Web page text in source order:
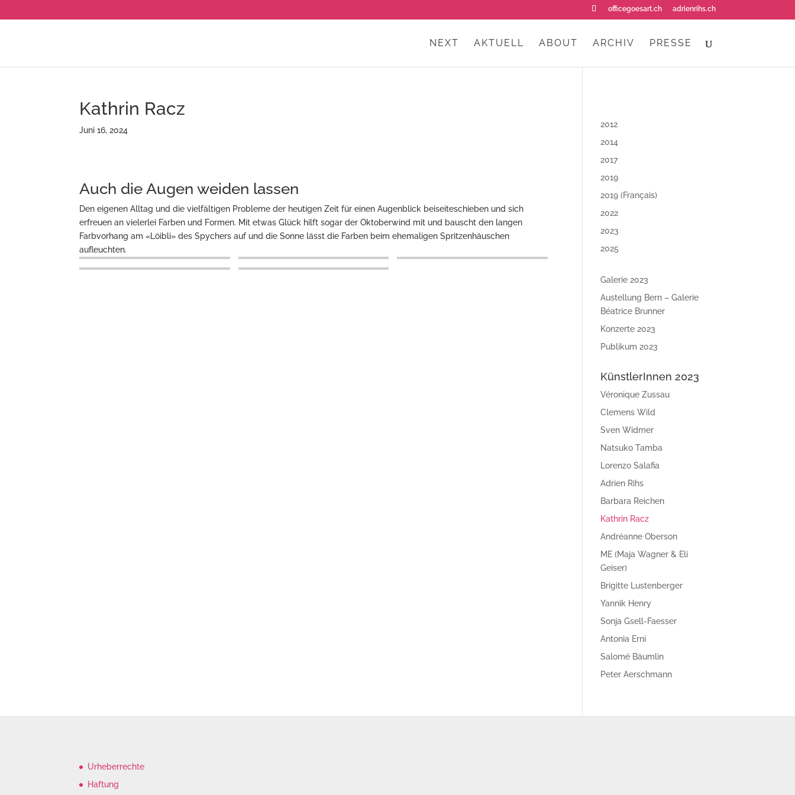
officegoesart.ch adrienrihs.ch
NEXT AKTUELL ABOUT ARCHIV PRESSE
Kathrin Racz
Juni 16, 2024
Auch die Augen weiden lassen
Den eigenen Alltag und die vielfältigen Probleme der heutigen Zeit für einen Augenblick beiseiteschieben und sich
erfreuen an vielerlei Farben und Formen. Mit etwas Glück hilft sogar der Oktoberwind mit und bauscht den langen
Farbvorhang am «Löibli» des Spychers auf und die Sonne lässt die Farben beim ehemaligen Spritzenhäuschen
aufleuchten.
2012
2014
2017
2019
2019 (Français)
2022
2023
2025
Galerie 2023
Austellung Bern – Galerie
Béatrice Brunner
Konzerte 2023
Publikum 2023
KünstlerInnen 2023
Véronique Zussau
Clemens Wild
Sven Widmer
Natsuko Tamba
Lorenzo Salafia
Adrien Rihs
Barbara Reichen
Kathrin Racz
Andréanne Oberson
ME (Maja Wagner & Eli
Geiser)
Brigitte Lustenberger
Yannik Henry
Sonja Gsell-Faesser
Antonia Erni
Salomé Bäumlin
Peter Aerschmann
Urheberrechte
Haftung